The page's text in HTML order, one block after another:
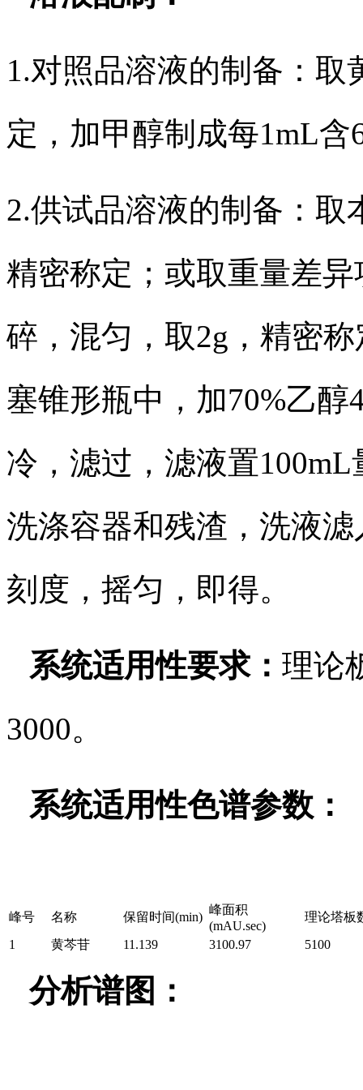
1.对照品溶液的制备：
定，加甲醇制成每1mL
2.供试品溶液的制备：取
精密称定；或取重量差
碎，混匀，取2g，精密
塞锥形瓶中，加70%乙
冷，滤过，滤液置
洗涤容器和残渣，洗液
刻度，摇匀，即得。
系统适用性要求：理论
3000。
系统适用性色谱参数：
峰号 名称 保留时间(min)
峰面积
(mAU.sec)
理论塔板
1
黄芩苷 11.139 3100.97 5100
分析谱图：